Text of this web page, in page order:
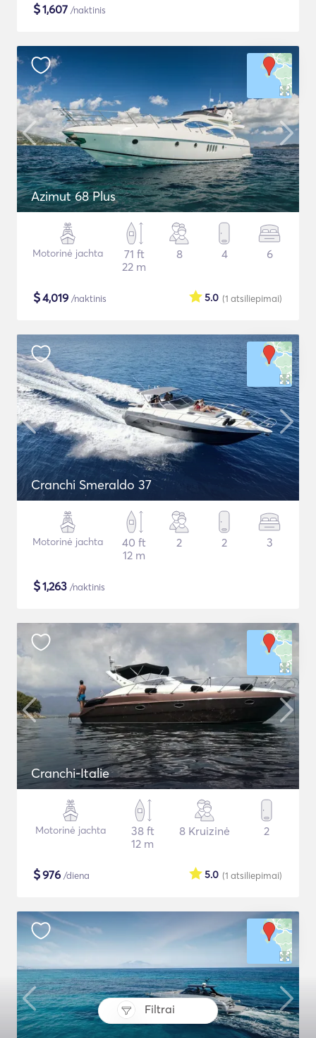
Filtrai
$1,607 /naktinis
Azimut 68 Plus
Motorinė jachta
71 ft
22 m
8 4 6
$4,019 /naktinis (1 atsiliepimai)
5.0
Cranchi Smeraldo 37
Motorinė jachta
40 ft
12 m
2 2 3
$1,263 /naktinis
Cranchi-Italie
Motorinė jachta
38 ft
12 m
8 Kruizinė 2
$976 /diena (1 atsiliepimai)
5.0